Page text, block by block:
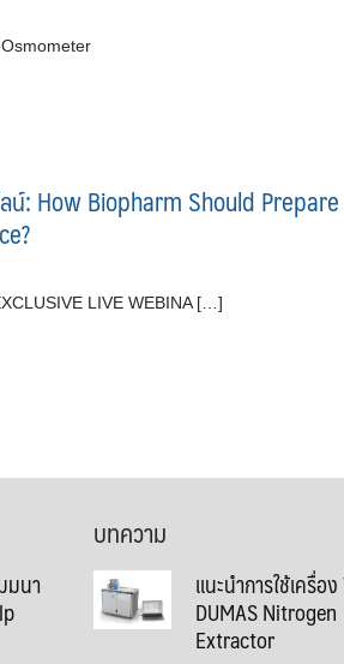
น์: How Biopharm Should Prepare
LIVE WEBINA […]
มนา
บทความ
แนะนำการใช้เครื่อ
DUMAS Nitrogen
Extractor